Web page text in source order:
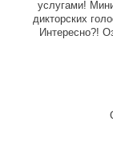
услугами!
дикторских
Интересно?!